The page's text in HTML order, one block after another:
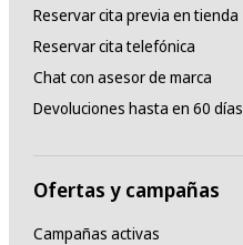
Reservar cita previa en tienda
Reservar cita telefónica
Chat con asesor de marca
Devoluciones hasta en 60 días
Ofertas y campañas
Campañas activas